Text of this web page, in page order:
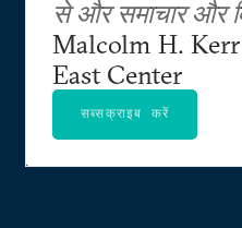
से और समाचार और
Malcolm H.
East Center
सब्सक्राइब करें